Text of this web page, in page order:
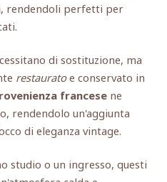
, rendendoli perfetti per
di sostituzione, ma
restauratoe conservato in
francesene
rendendolo un'aggiunta
di eleganza vintage.
studio o un ingresso, questi